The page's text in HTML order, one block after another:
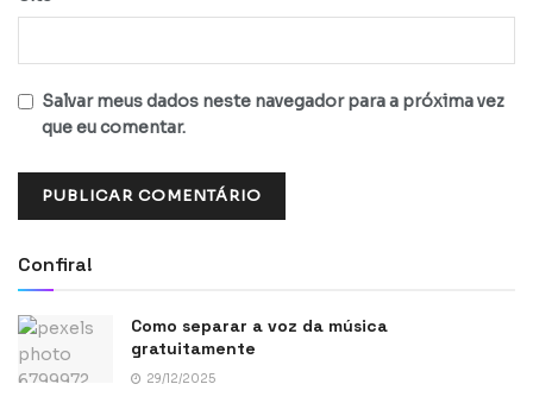
Salvar meus dados neste navegador para a próxima vez
que eu comentar.
Confira!
Como separar a voz da música
gratuitamente
29/12/2025